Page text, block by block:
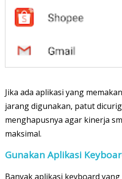
Jika ada aplikasi yang
jarang digunakan, patut
menghapusnya agar kinerja
maksimal.
Gunakan Aplikasi
Banyak aplikasi keyboard